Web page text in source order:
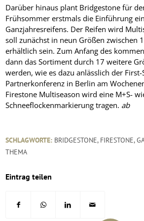
Darüber hinaus plant Bridgestone für
Frühsommer erstmals die Einführung
Ganzjahresreifens. Der Reifen wird
soll zunächst in neun Größen zwischen
erhältlich sein. Zum Anfang des
dann das Sortiment durch 17 weitere
werden, wie es dazu anlässlich der First-
Partnerkonferenz in Berlin am
Firestone Multiseason wird eine M+S-
Schneeflockenmarkierung tragen. ab
SCHLAGWORTE: BRIDGESTONE, FIRESTONE,
THEMA
Eintrag teilen